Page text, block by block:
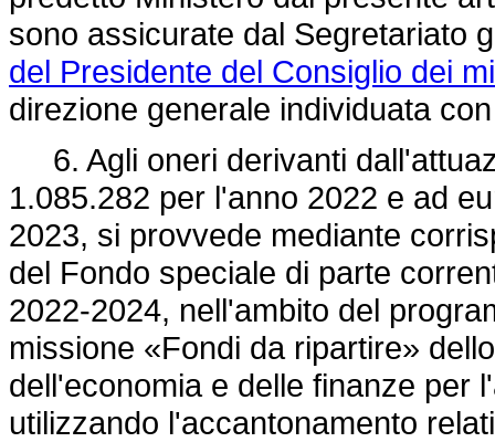
sono assicurate dal Segretariato
del Presidente del Consiglio dei
direzione generale individuata
6. Agli oneri derivanti
1.085.282 per l'anno 2022 e ad
2023, si provvede mediante
del Fondo speciale di parte
2022-2024, nell'ambito del
missione «Fondi da ripartire»
dell'economia e delle finanze per
utilizzando l'accantonamento